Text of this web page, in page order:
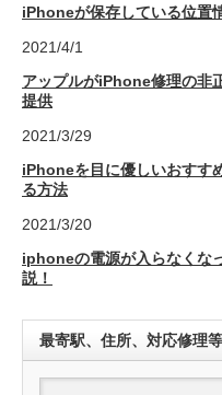
iPhoneが保存している位置
2021/4/1
アップルがiPhone修理の非
提供
2021/3/29
iPhoneを目に優しいおすす
る方法
2021/3/20
iphoneの電源が入らなくな
説！
最寄駅、住所、対応修理